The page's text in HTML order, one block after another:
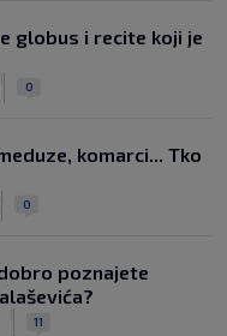
globus i recite koji je
0
komarci... Tko
0
poznajete
11